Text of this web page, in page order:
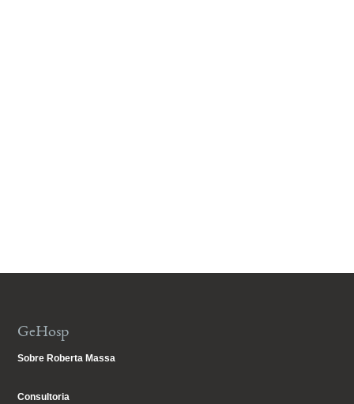
GeHosp
Sobre Roberta Massa
Consultoria